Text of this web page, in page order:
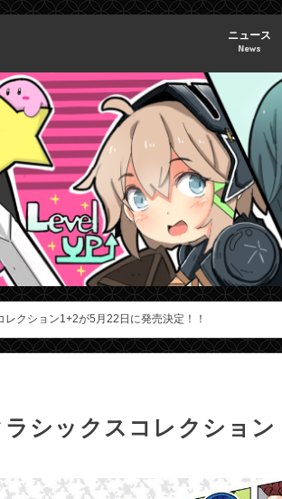
ニュース
News
レクション1+2が5月22日に発売決定！！
シックスコレクション